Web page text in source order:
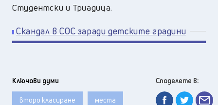
Студентски и Триадица.
Скандал в СОС заради детските градини
Ключови думи
второ класиране места
Споделете в: